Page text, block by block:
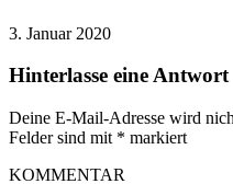
3. Januar 2020
Hinterlasse eine Antwort
Deine E-Mail-Adresse wird
Felder sind mit * markiert
KOMMENTAR